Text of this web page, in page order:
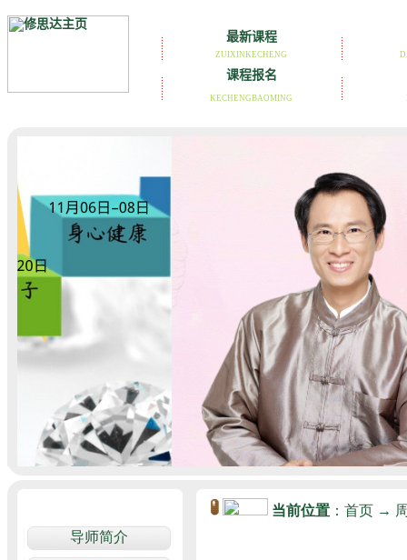
当前位置 ： 首页 →